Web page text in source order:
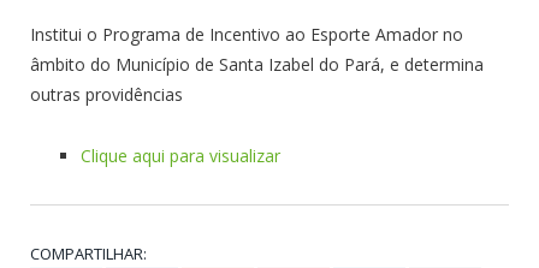
Institui o Programa de Incentivo ao Esporte Amador no
âmbito do Município de Santa Izabel do Pará, e determina
outras providências
Clique aqui para visualizar
COMPARTILHAR: